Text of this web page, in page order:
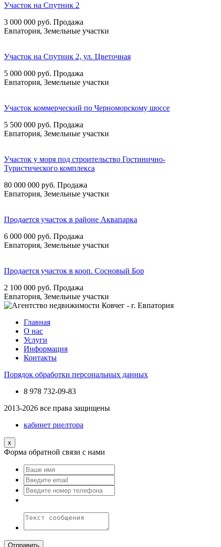
Участок на Спутник 2
3 000 000 руб. Продажа
Евпатория, Земельные участки
Участок на Спутник 2, ул. Цветочная
5 000 000 руб. Продажа
Евпатория, Земельные участки
Участок коммерческий по Черноморскому шоссе
5 500 000 руб. Продажа
Евпатория, Земельные участки
Участок у моря под строительство Гостинично-
Туристического комплекса
80 000 000 руб. Продажа
Евпатория, Земельные участки
Продается участок в районе Аквапарка
6 000 000 руб. Продажа
Евпатория, Земельные участки
Продается участок в кооп. Сосновый Бор
2 100 000 руб. Продажа
Евпатория, Земельные участки
Главная
О нас
Услуги
Информация
Контакты
Порядок обработки персональных данных
8 978 732-09-83
2013-2026 все права защищены
кабинет риелтора
x
Форма обратной связи с нами